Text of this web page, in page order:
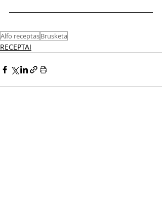
Alfo receptasBrusketa
RECEPTAI